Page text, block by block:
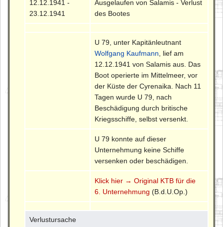
12.12.1941 -
23.12.1941
Ausgelaufen von Salamis - Verlust
des Bootes
U 79, unter Kapitänleutnant
Wolfgang Kaufmann , lief am
12.12.1941 von Salamis aus. Das
Boot operierte im Mittelmeer, vor
der Küste der Cyrenaika. Nach 11
Tagen wurde U 79, nach
Beschädigung durch britische
Kriegsschiffe, selbst versenkt.
U 79 konnte auf dieser
Unternehmung keine Schiffe
versenken oder beschädigen.
Klick hier → Original KTB für die
6. Unternehmung (B.d.U.Op.)
Verlustursache